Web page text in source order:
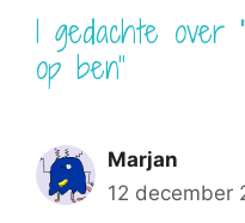
1 gedachte over
op ben”
Marjan
12 december